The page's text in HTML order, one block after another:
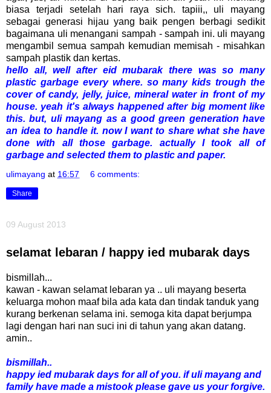
biasa terjadi setelah hari raya sich. tapiii,, uli mayang
sebagai generasi hijau yang baik pengen berbagi sedikit
bagaimana uli menangani sampah - sampah ini. uli mayang
mengambil semua sampah kemudian memisah - misahkan
sampah plastik dan kertas.
hello all, well after eid mubarak there was so many
plastic garbage every where. so many kids trough the
cover of candy, jelly, juice, mineral water in front of my
house. yeah it's always happened after big moment like
this. but, uli mayang as a good green generation have
an idea to handle it. now I want to share what she have
done with all those garbage. actually I took all of
garbage and selected them to plastic and paper.
ulimayang at 16:57 6 comments:
Share
09 August 2013
selamat lebaran / happy ied mubarak days
bismillah...
kawan - kawan selamat lebaran ya .. uli mayang beserta
keluarga mohon maaf bila ada kata dan tindak tanduk yang
kurang berkenan selama ini. semoga kita dapat berjumpa
lagi dengan hari nan suci ini di tahun yang akan datang.
amin..
bismillah..
happy ied mubarak days for all of you. if uli mayang and
family have made a mistook please gave us your forgive.